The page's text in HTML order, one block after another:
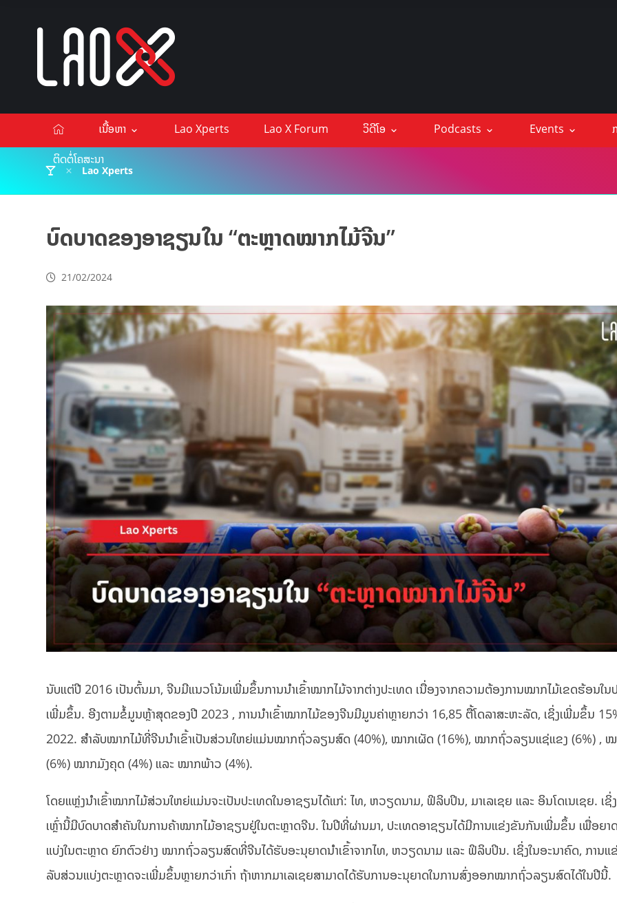
ເນື້ອຫາ Lao Xperts Lao X Forum ວິດີໂອ Podcasts Events
ຕິດຕໍ່ໂຄສະນາ
Lao Xperts
ບົດບາດ​ຂອງ​ອາ​ຊຽນ​ໃນ “​ຕະຫຼາດ​ໝາກ​ໄມ້​ຈີນ”
21/02/2024
ນັບ​ແຕ່​ປີ 2016 ​ເປັນ​ຕົ້ນ​ມາ, ຈີນ​ມີ​ແນວໂນ້ມ​ເພີ່ມ​ຂຶ້ນ​ການ​ນຳ​ເຂົ້າ​ໝາກ​ໄມ້​ຈາກ​ຕ່າງ​ປະ​ເທດ ເນື່ອງຈາກຄວາມຕ້ອງການໝາກໄມ້ເຂດຮ້ອນໃນ
ເພີ່ມຂຶ້ນ. ອີງຕາມ​ຂໍ້​ມູນ​ຫຼ້າ​ສຸດຂອງປີ 2023 , ການ​ນຳ​ເຂົ້າ​ໝາກ​ໄມ້​ຂອງ​ຈີນ​ມີ​ມູນ​ຄ່າ​ຫຼາຍ​ກວ່າ 16,85 ຕື້​ໂດ​ລາ​ສະ​ຫະ​ລັດ, ເຊິ່ງເພີ່ມ​ຂຶ້ນ
2022. ສຳລັບໝາກ​ໄມ້​ທີ່​ຈີນ​ນຳ​ເຂົ້າ​ເປັນ​ສ່ວນໃຫຍ່​ແມ່ນ​ໝາກ​ຖົ່ວລຽນສົດ (40%), ໝາກ​ເຜັດ (16%), ໝາກ​ຖົ່ວລຽນ​ແຊ່​ແຂງ (6%) ,
(6%) ໝາກມັງຄຸດ (4%) ແລະ ໝາກພ້າວ (4%).
ໂດຍແຫຼ່ງ​ນຳ​ເຂົ້າ​ໝາກ​ໄມ້​ສ່ວນ​ໃຫຍ່​ແມ່ນ​ຈະເປັນປະ​ເທດໃນ​ອາ​ຊຽນໄດ້ແກ່: ​ໄທ, ຫວຽດນາມ, ຟິ​ລິບ​ປິນ, ມາ​ເລ​ເຊຍ ​ແລະ ອິນ​ໂດ​ເນ​ເຊຍ. ເຊິ່
ເຫຼົ່າ​ນີ້​ມີ​ບົດບາດ​ສຳຄັນໃນ​ການ​ຄ້າ​ໝາກ​ໄມ້​ອາ​ຊຽນ​ຢູ່ໃນ​ຕະຫຼາດ​ຈີນ. ໃນ​ປີ​ທີ່​ຜ່ານ​ມາ, ປະ​ເທດ​ອາ​ຊຽນ​ໄດ້​ມີ​ການ​ແຂ່ງ​ຂັນ​ກັນ​ເພີ່ມ​ຂຶ້ນ ເພື່ອ​ຍາ
ແບ່ງ​ໃນຕະ​ຫຼາດ ຍົກຕົວຢ່າງ ໝາກຖົ່ວລຽນສົດທີ່ຈີນໄດ້ຮັບອະນຸຍາດນໍາເຂົ້າຈາກໄທ, ຫວຽດນາມ ແລະ ຟິລິບປິນ. ເຊິ່ງໃນອະນາຄົດ, ການແ
ລັບສ່ວນແບ່ງຕະຫຼາດຈະເພີ່ມຂຶ້ນຫຼາຍກວ່າເກົ່າ ຖ້າຫາກ​ມາ​ເລ​ເຊຍ​ສາມາດ​ໄດ້​ຮັບ​ການ​ອະນຸຍາດໃນການ​ສົ່ງ​ອອກ​ໝາກຖົ່ວລຽນສົດໄດ້​ໃນ​ປີ​ນີ້.